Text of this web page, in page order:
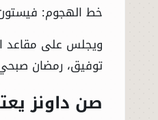
خط الهجوم:
ويجلس على مقاعد
توفيق، رمضان
صن داونز